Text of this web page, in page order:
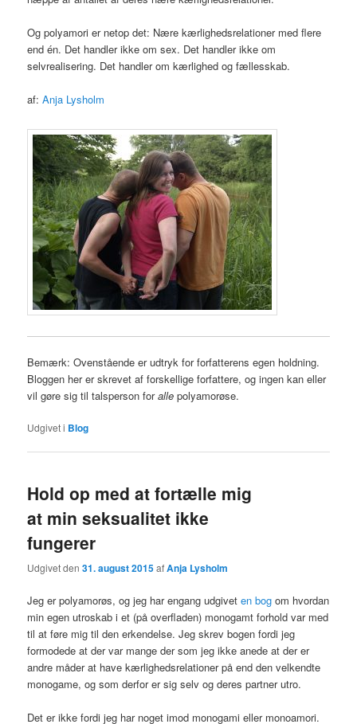
Og polyamori er netop det: Nære kærlighedsrelationer med flere
end én. Det handler ikke om sex. Det handler ikke om
selvrealisering. Det handler om kærlighed og fællesskab.
af:Anja Lysholm
Bemærk: Ovenstående er udtryk for forfatterens egen holdning.
Bloggen her er skrevet af forskellige forfattere, og ingen kan eller
vil gøre sig til talsperson foralle polyamorøse.
Udgivet i Blog
Hold op med at fortælle mig
at min seksualitet ikke
fungerer
Udgivet den31. august 2015afAnja Lysholm
Jeg er polyamorøs, og jeg har engang udgiveten bog om hvordan
min egen utroskab i et (på overfladen) monogamt forhold var med
til at føre mig til den erkendelse. Jeg skrev bogen fordi jeg
formodede at der var mange der som jeg ikke anede at der er
andre måder at have kærlighedsrelationer på end den velkendte
monogame, og som derfor er sig selv og deres partner utro.
Det er ikke fordi jeg har noget imod monogami eller monoamori.